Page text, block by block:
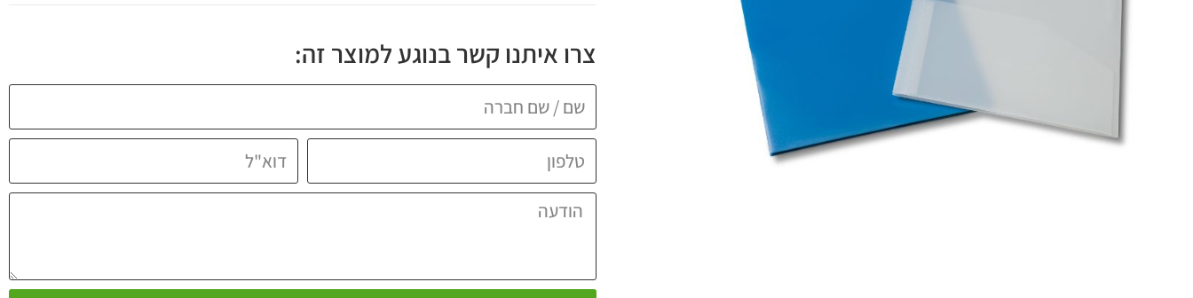
צרו איתנו קשר בנוגע למוצר זה: